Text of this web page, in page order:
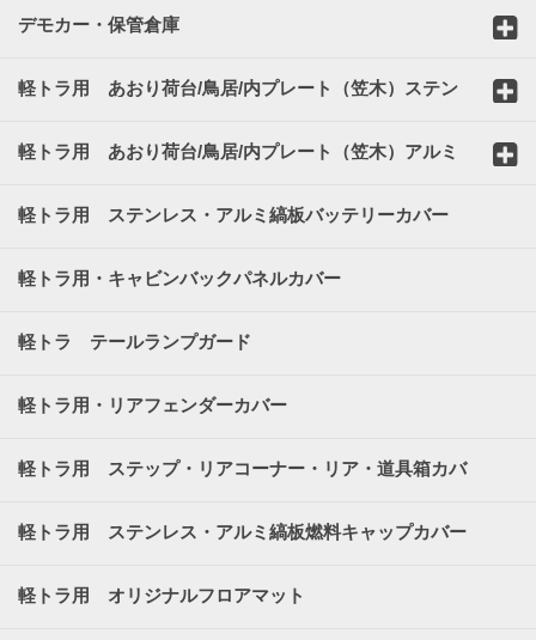
デモカー・保管倉庫
軽トラ用 あおり荷台/鳥居/内プレート（笠木）ステン
軽トラ用 あおり荷台/鳥居/内プレート（笠木）アルミ
軽トラ用 ステンレス・アルミ縞板バッテリーカバー
軽トラ用・キャビンバックパネルカバー
軽トラ テールランプガード
軽トラ用・リアフェンダーカバー
軽トラ用 ステップ・リアコーナー・リア・道具箱カバ
軽トラ用 ステンレス・アルミ縞板燃料キャップカバー
軽トラ用 オリジナルフロアマット